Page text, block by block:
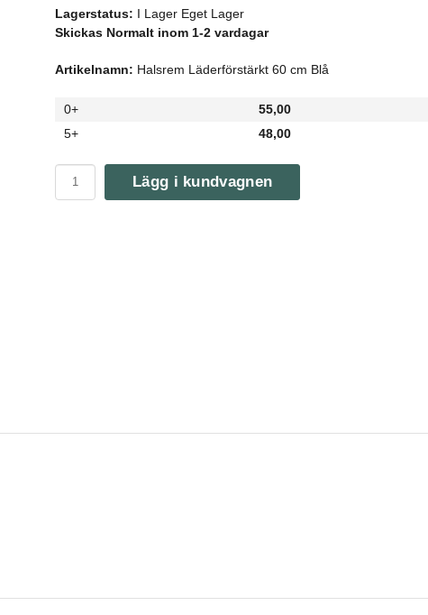
Lagerstatus: I Lager Eget Lager
Skickas Normalt inom 1-2 vardagar
Artikelnamn: Halsrem Läderförstärkt 60 cm Blå
0+
55,00
5+
48,00
Lägg i kundvagnen